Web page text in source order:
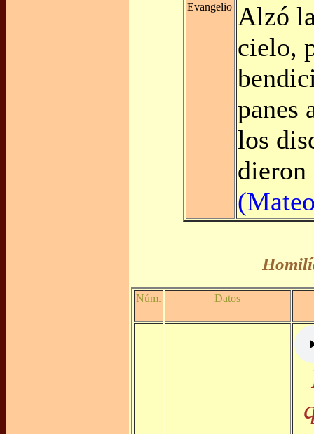
Evangelio Alzó
cielo,
panes
los
dieron
Núm. Datos